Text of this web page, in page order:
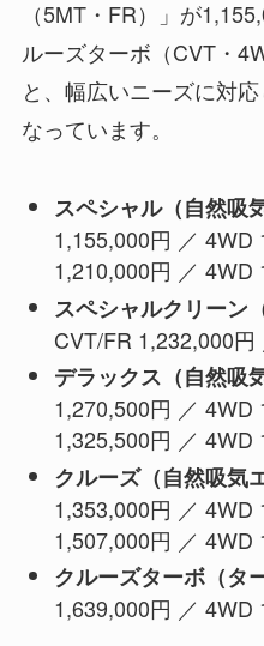
（5MT・FR）」が
ルーズターボ（CVT・
と、幅広いニーズに対
なっています。
スペシャル（自然吸
1,155,000円 ／ 4WD
1,210,000円 ／ 4WD
スペシャルクリーン
CVT/FR 1,232,000
デラックス（自然吸
1,270,500円 ／ 4WD
1,325,500円 ／ 4WD
クルーズ（自然吸気
1,353,000円 ／ 4WD
1,507,000円 ／ 4WD
クルーズターボ（タ
1,639,000円 ／ 4WD